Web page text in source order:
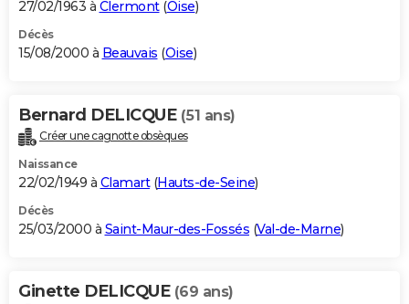
27/02/1963 à Clermont(Oise)
Décès
15/08/2000 à Beauvais (Oise)
Bernard DELICQUE (51 ans)
Créer une cagnotte obsèques
Naissance
22/02/1949 à Clamart(Hauts-de-Seine)
Décès
25/03/2000 à Saint-Maur-des-Fossés (Val-de-Marne)
Ginette DELICQUE (69 ans)